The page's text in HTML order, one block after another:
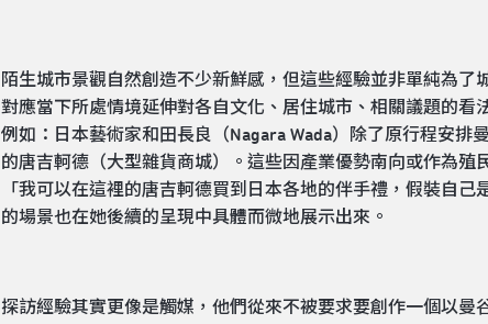
陌生城市景觀自然創造不少新鮮感，但這些經驗並非單純為
對應當下所處情境延伸對各自文化、居住城市、相關議題的看
例如：日本藝術家和田長良（Nagara Wada）除了原行程安
的唐吉軻德（大型雜貨商城）。這些因產業優勢南向或作為殖
「我可以在這裡的唐吉軻德買到日本各地的伴手禮，假裝自
的場景也在她後續的呈現中具體而微地展示出來。
探訪經驗其實更像是觸媒，他們從來不被要求要創作一個以